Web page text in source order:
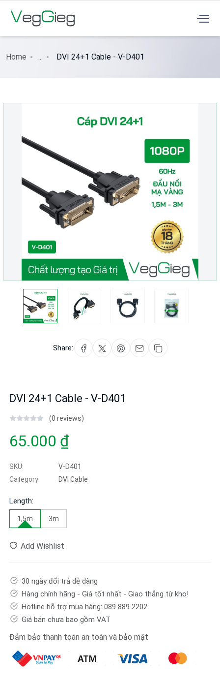
Home ... DVI 24+1 Cable - V-D401
Share:
DVI 24+1 Cable - V-D401
(0 reviews)
65.000 ₫
SKU:
V-D401
Category:
DVI Cable
Length:
1,5m 3m
Add Wishlist
30 ngày đổi trả dễ dàng
Hàng chính hãng - Giá tốt nhất - Giao thẳng từ kho!
Hotline hỗ trợ mua hàng: 089 889 2202
Giá bán chưa bao gồm VAT
Đảm bảo thanh toán an toàn và bảo mật